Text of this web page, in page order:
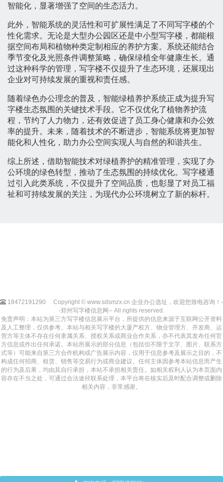
智能化，显著增强了空间的生态活力。
此外，智能系统的灵活性和可扩展性满足了不同写字楼的个
性化需求。无论是大型办公园区还是中小型写字楼，都能根
据空间布局和植物种类定制相应的养护方案。系统还能结合
季节变化及光照条件调整策略，确保绿植全年健康生长。通
过这种科学的管理，写字楼不仅提升了生态环境，还展现出
企业对可持续发展的重视和责任感。
随着绿色办公理念的普及，智能绿植养护系统正成为提升写
字楼生态氛围的关键技术手段。它不仅优化了植物养护流
程，节约了人力物力，还有效促进了员工身心健康和办公效
率的提升。未来，随着技术的不断进步，智能系统将更加智
能化和人性化，助力办公空间实现人与自然的和谐共生。
综上所述，借助智能技术对绿植养护的精准管理，实现了办
公环境的绿色转型，推动了生态氛围的持续优化。写字楼通
过引入此类系统，不仅提升了空间品质，也彰显了对员工福
祉和可持续发展的关注，为现代办公环境树立了新的标杆。
18472191290
Copyright © www.sdsmzx.cn 企业办公选址，欢迎您致电咨询！-
-郑州写字楼信息网-- All rights reserved.
免责声明：本站为第三方写字楼信息展示平台，所提供的信息来源于互联网公开资料
及人工整理，仅供参考。本站与相关写字楼的大厦产权方、物业管理方、开发商、运
营方等主体不存在任何隶属关系、授权关系或商业合作关系，亦不代表其发布任何官
方信息或作出任何承诺。本站所展示的部分信息（包括但不限于文字、图片、联系方
式等）可能来自第三方合作机构或广告展示内容，仅用于信息参考及展示之目的，不
构成任何招商、租赁、销售等交易行为或商业建议。任何主体因参考本站信息而产生
的行为及后果，均由其自行承担，本站不承担相关责任。如相关权利人认为本页面内
容存在不当之处，可通过合法途径联系处理，本平台将在核实后及时配合调整或删除
相关内容，非常感谢。